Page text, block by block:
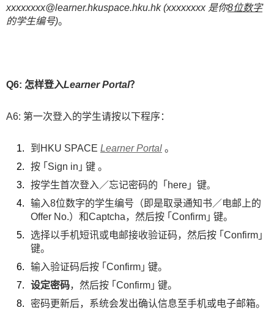
xxxxxxxx@learner.hkuspace.hku.hk (xxxxxxxx 是你8位数字
的学生编号)。
Q6: 怎样登入Learner Portal？
A6: 第一次登入的学生请按以下程序：
到HKU SPACE Learner Portal 。
按 ｢Sign in｣ 键 。
按学生首次登入／忘记密码的「here」键。
输入8位数字的学生编号（即是取录通知书／电邮上的
Offer No.）和Captcha，然后按 ｢Confirm｣ 键。
选择以手机短讯或电邮接收验证码，然后按 ｢Confirm｣
键。
输入验证码后按 ｢Confirm｣ 键。
设定密码，然后按 ｢Confirm｣ 键。
密码更新后，系统会发出确认信息至手机或电子邮箱。